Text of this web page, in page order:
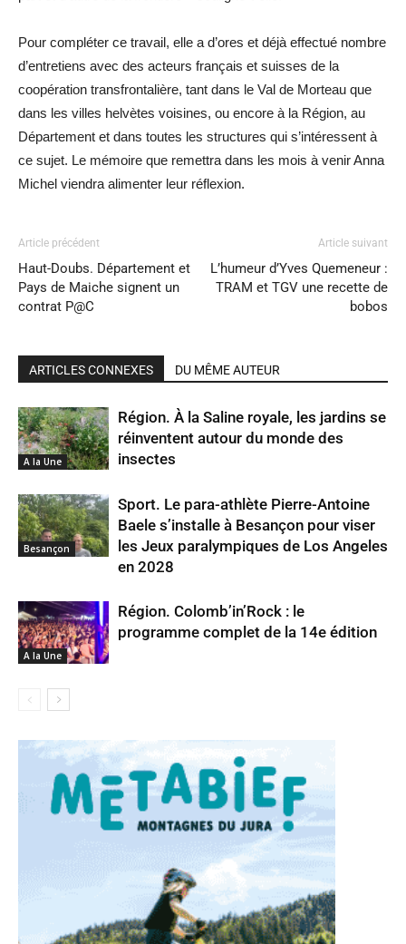
Pour compléter ce travail, elle a d’ores et déjà effectué nombre
d’entretiens avec des acteurs français et suisses de la
coopération transfrontalière, tant dans le Val de Morteau que
dans les villes helvètes voisines, ou encore à la Région, au
Département et dans toutes les structures qui s’intéressent à
ce sujet. Le mémoire que remettra dans les mois à venir Anna
Michel viendra alimenter leur réflexion.
Article précédent
Haut-Doubs. Département et
Pays de Maiche signent un
contrat P@C
Article suivant
L’humeur d’Yves Quemeneur :
TRAM et TGV une recette de
bobos
ARTICLES CONNEXES DU MÊME AUTEUR
A la Une
Région. À la Saline royale, les jardins se
réinventent autour du monde des
insectes
Besançon
Sport. Le para-athlète Pierre-Antoine
Baele s’installe à Besançon pour viser
les Jeux paralympiques de Los Angeles
en 2028
A la Une
Région. Colomb’in’Rock : le
programme complet de la 14e édition